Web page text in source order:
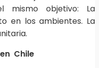
mismo objetivo: La
en los ambientes. La
Chile